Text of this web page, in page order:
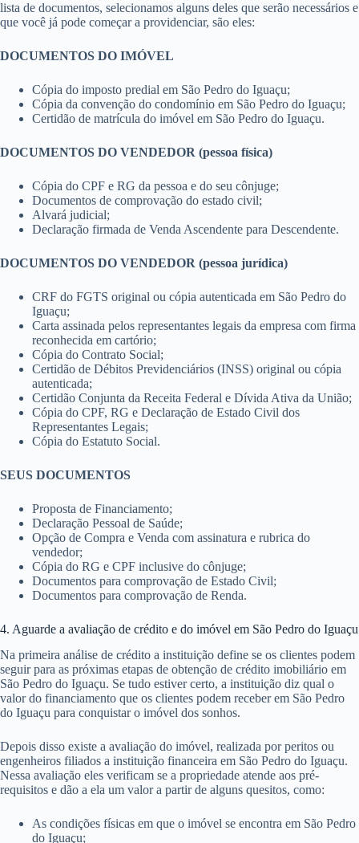
lista de documentos, selecionamos alguns deles que serão necessários e
que você já pode começar a providenciar, são eles:
DOCUMENTOS DO IMÓVEL
Cópia do imposto predial em São Pedro do Iguaçu;
Cópia da convenção do condomínio em São Pedro do Iguaçu;
Certidão de matrícula do imóvel em São Pedro do Iguaçu.
DOCUMENTOS DO VENDEDOR (pessoa física)
Cópia do CPF e RG da pessoa e do seu cônjuge;
Documentos de comprovação do estado civil;
Alvará judicial;
Declaração firmada de Venda Ascendente para Descendente.
DOCUMENTOS DO VENDEDOR (pessoa jurídica)
CRF do FGTS original ou cópia autenticada em São Pedro do
Iguaçu;
Carta assinada pelos representantes legais da empresa com firma
reconhecida em cartório;
Cópia do Contrato Social;
Certidão de Débitos Previdenciários (INSS) original ou cópia
autenticada;
Certidão Conjunta da Receita Federal e Dívida Ativa da União;
Cópia do CPF, RG e Declaração de Estado Civil dos
Representantes Legais;
Cópia do Estatuto Social.
SEUS DOCUMENTOS
Proposta de Financiamento;
Declaração Pessoal de Saúde;
Opção de Compra e Venda com assinatura e rubrica do
vendedor;
Cópia do RG e CPF inclusive do cônjuge;
Documentos para comprovação de Estado Civil;
Documentos para comprovação de Renda.
4. Aguarde a avaliação de crédito e do imóvel em São Pedro do Iguaçu
Na primeira análise de crédito a instituição define se os clientes podem
seguir para as próximas etapas de obtenção de crédito imobiliário em
São Pedro do Iguaçu. Se tudo estiver certo, a instituição diz qual o
valor do financiamento que os clientes podem receber em São Pedro
do Iguaçu para conquistar o imóvel dos sonhos.
Depois disso existe a avaliação do imóvel, realizada por peritos ou
engenheiros filiados a instituição financeira em São Pedro do Iguaçu.
Nessa avaliação eles verificam se a propriedade atende aos pré-
requisitos e dão a ela um valor a partir de alguns quesitos, como:
As condições físicas em que o imóvel se encontra em São Pedro
do Iguaçu;